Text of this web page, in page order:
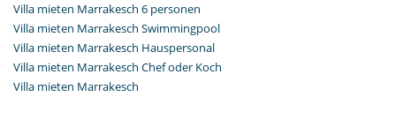
Villa mieten Marrakesch 6 personen
Villa mieten Marrakesch Swimmingpool
Villa mieten Marrakesch Hauspersonal
Villa mieten Marrakesch Chef oder Koch
Villa mieten Marrakesch